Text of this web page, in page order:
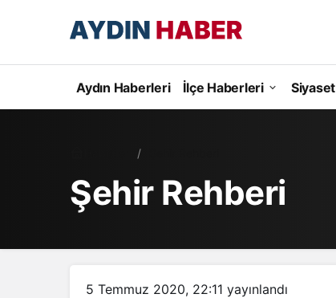
Aydın Haberleri İlçe Haberleri Siyaset
Şehir Rehberi
5 Temmuz 2020, 22:11 yayınlandı